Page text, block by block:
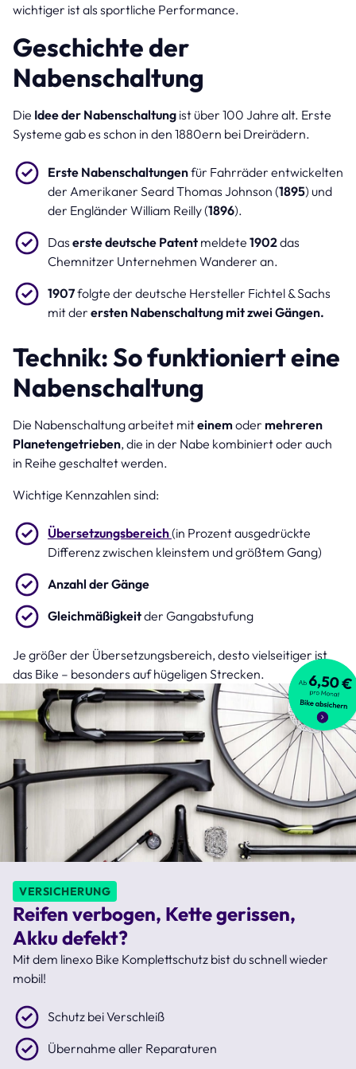
wichtiger ist als sportliche Performance.
Geschichte der
Nabenschaltung
Die Idee der Nabenschaltung ist über 100 Jahre alt. Erste
Systeme gab es schon in den 1880ern bei Dreirädern.
Erste Nabenschaltungenfür Fahrräder entwickelten
der Amerikaner Seard Thomas Johnson (1895) und
der Engländer William Reilly (1896).
Das erste deutsche Patent meldete 1902das
Chemnitzer Unternehmen Wanderer an.
1907folgte der deutsche Hersteller Fichtel & Sachs
mit der ersten Nabenschaltung mit zwei Gängen.
Technik: So funktioniert eine
Nabenschaltung
Die Nabenschaltung arbeitet miteinemoder mehreren
Planetengetrieben, die in der Nabe kombiniert oder auch
in Reihe geschaltet werden.
Wichtige Kennzahlen sind:
Übersetzungsbereich(in Prozent ausgedrückte
Differenz zwischen kleinstem und größtem Gang)
Anzahl der Gänge
Gleichmäßigkeitder Gangabstufung
Je größer der Übersetzungsbereich, desto vielseitiger ist
das Bike – besonders auf hügeligen Strecken.
VERSICHERUNG
Reifen verbogen, Kette gerissen,
Akku defekt?
Mit dem linexo Bike Komplettschutz bist du schnell wieder
mobil!
Schutz bei Verschleiß
Übernahme aller Reparaturen